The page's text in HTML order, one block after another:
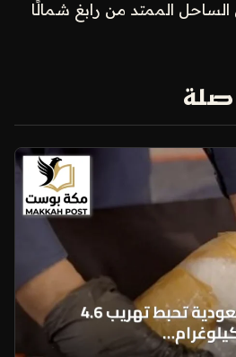
من الساحل الممتد من رابغ شمالًا
صلة